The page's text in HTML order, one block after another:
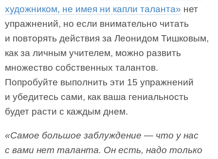
художником, не имея ни капли таланта» нет
упражнений, но если внимательно читать
и повторять действия за Леонидом Тишковым,
как за личным учителем, можно развить
множество собственных талантов.
Попробуйте выполнить эти 15 упражнений
и убедитесь сами, как ваша гениальность
будет расти с каждым днем.
«Самое большое заблуждение — что у нас
с вами нет таланта. Он есть, надо только